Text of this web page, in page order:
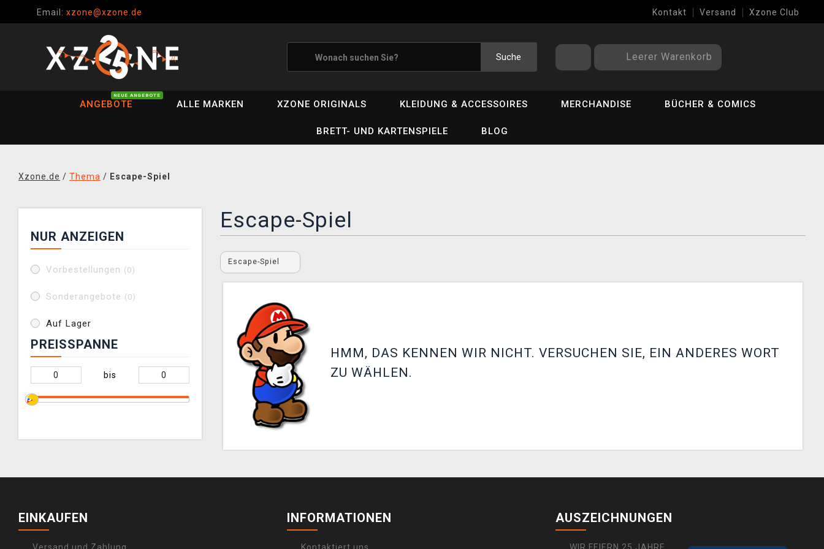
Email: xzone@xzone.de Kontakt Versand Xzone Club
Suche Leerer Warenkorb
ANGEBOTE
NEUE ANGEBOTE
ALLE MARKEN XZONE ORIGINALS KLEIDUNG & ACCESSOIRES MERCHANDISE BÜCHER & COMICS
BRETT- UND KARTENSPIELE BLOG
Xzone.de / Thema / Escape-Spiel
NUR ANZEIGEN
Vorbestellungen (0)
Sonderangebote (0)
Auf Lager
PREISSPANNE
bis
Escape-Spiel
Escape-Spiel
HMM, DAS KENNEN WIR NICHT. VERSUCHEN SIE, EIN ANDERES WORT
ZU WÄHLEN.
EINKAUFEN INFORMATIONEN AUSZEICHNUNGEN